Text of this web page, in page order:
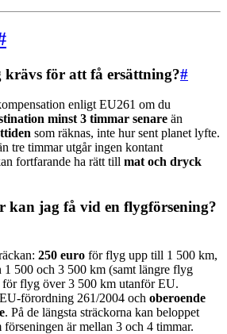
för att få ersättning?#
enligt EU261 om du
minst 3 timmar senare än
som räknas, inte hur sent planet lyfte.
tre timmar utgår ingen kontant
fortfarande ha rätt till mat och dryck
kan jag få vid en flygförsening?
250 euro för flyg upp till 1 500 km,
500 och 3 500 km (samt längre flyg
för flyg över 3 500 km utanför EU.
förordning 261/2004 och oberoende
. På de längsta sträckorna kan beloppet
är mellan 3 och 4 timmar.